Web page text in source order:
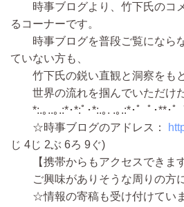
時事ブログより、竹下氏のコ
るコーナーです。
時事ブログを普段ご覧になら
ていない方も、
竹下氏の鋭い直観と洞察をも
世界の流れを掴んでいただけた
*:.｡..｡.:*･*:ﾟ･*:.｡. .｡.:*･゜ﾟ･**･゜
☆時事ブログのアドレス：
じ 4じ 2ぶ 6ろ 9ぐ)
【携帯からもアクセスできます
ご興味がありそうな周りの方に
☆情報の寄稿も受け付けてい